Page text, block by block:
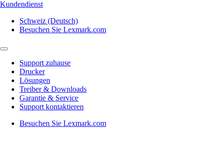
Kundendienst
Schweiz (Deutsch)
Besuchen Sie Lexmark.com
Support zuhause
Drucker
Lösungen
Treiber & Downloads
Garantie & Service
Support kontaktieren
Besuchen Sie Lexmark.com